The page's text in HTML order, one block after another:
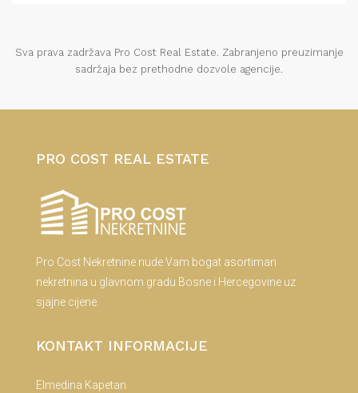
Sva prava zadržava Pro Cost Real Estate. Zabranjeno preuzimanje
sadržaja bez prethodne dozvole agencije.
PRO COST REAL ESTATE
Pro Cost Nekretnine nude Vam bogat asortiman
nekretnina u glavnom gradu Bosne i Hercegovine uz
sjajne cijene.
KONTAKT INFORMACIJE
Elmedina Kapetan